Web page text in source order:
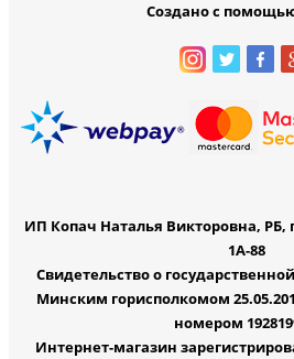
Создано с
ИП Копач Наталья Викторовна, РБ,
1А-88
Свидетельство о
Минским горисполкомом
номером
Интернет-магазин